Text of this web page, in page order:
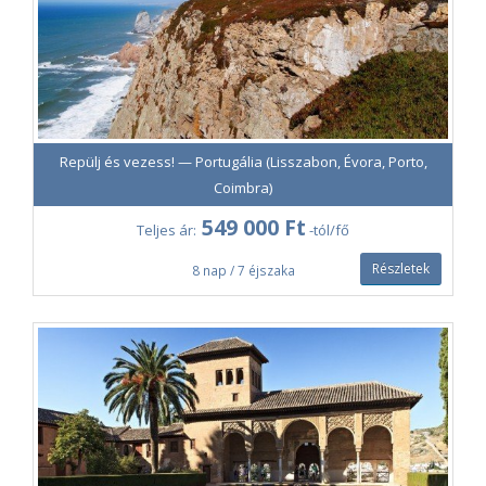
Repülj és vezess! — Portugália (Lisszabon, Évora, Porto,
Coimbra)
Teljes ár: 549 000 Ft -tól/fő
8 nap / 7 éjszaka Részletek